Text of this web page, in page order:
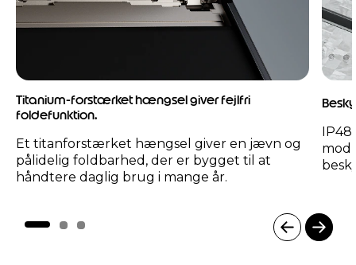
Titanium-forstærket hængsel giver fejlfri
foldefunktion.
Et titanforstærket hængsel giver en jævn og
pålidelig foldbarhed, der er bygget til at
håndtere daglig brug i mange år.
mod